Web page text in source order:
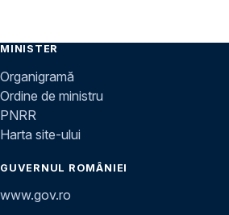
MINISTER
Organigramă
Ordine de ministru
PNRR
Harta site-ului
GUVERNUL ROMÂNIEI
www.gov.ro